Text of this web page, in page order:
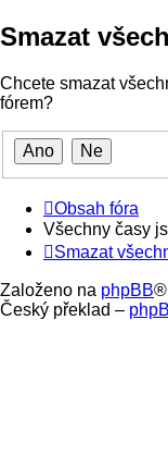
Smazat
Chcete smazat
fórem?
Obsah fóra
Všechny časy
Smazat
Založeno na phpBB®
Český překlad –